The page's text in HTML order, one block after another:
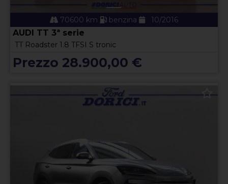
70600 km benzina 10/2016
AUDI TT 3ª serie
TT Roadster 1.8 TFSI S tronic
Prezzo 28.900,00 €